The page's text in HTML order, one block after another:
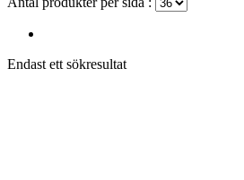
Endast ett sökresultat